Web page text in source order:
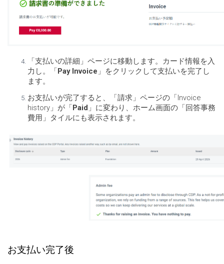
「支払いの詳細」ページに移動します。カード情報を入
力し。「Pay Invoice 」をクリックして支払いを完了し
ます。
お支払いが完了すると、「請求」ページの「Invoice
history」が「Paid 」に変わり、ホーム画面の「回答事務
費用」タイルにも表示されます。
お支払い完了後